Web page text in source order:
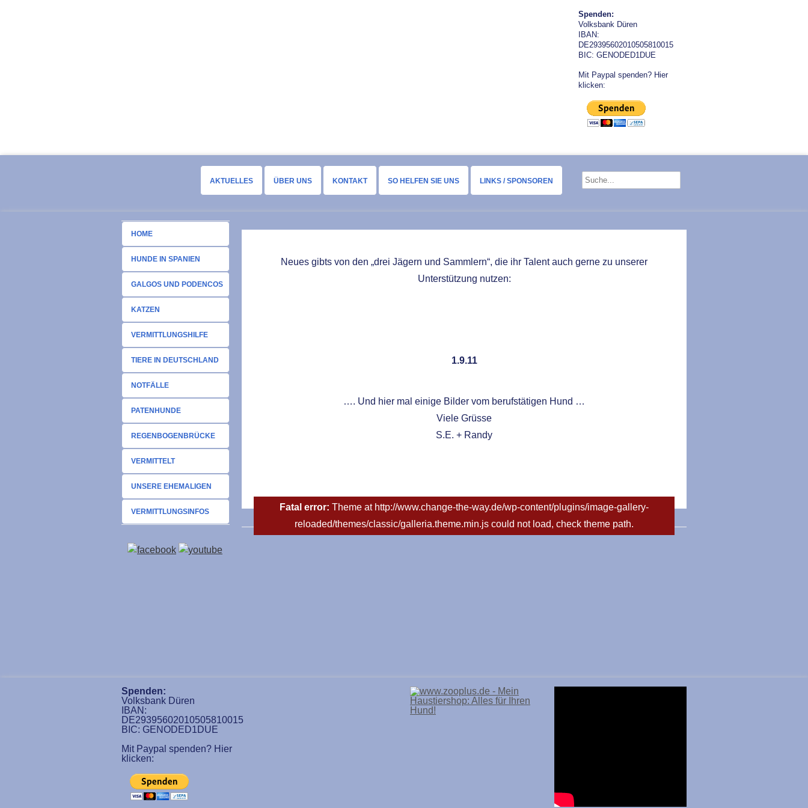
Spenden:
Volksbank Düren
IBAN:
DE29395602010505810015
BIC: GENODED1DUE
Mit Paypal spenden? Hier
klicken:
AKTUELLES ÜBER UNS KONTAKT SO HELFEN SIE UNS LINKS / SPONSOREN
HOME
HUNDE IN SPANIEN
GALGOS UND PODENCOS
KATZEN
VERMITTLUNGSHILFE
TIERE IN DEUTSCHLAND
NOTFÄLLE
PATENHUNDE
REGENBOGENBRÜCKE
VERMITTELT
UNSERE EHEMALIGEN
VERMITTLUNGSINFOS
Neues gibts von den „drei Jägern und Sammlern“, die ihr Talent auch gerne zu unserer
Unterstützung nutzen:
1.9.11
…. Und hier mal einige Bilder vom berufstätigen Hund …
Viele Grüsse
S.E. + Randy
Fatal error: Theme at http://www.change-the-way.de/wp-content/plugins/image-gallery-
reloaded/themes/classic/galleria.theme.min.js could not load, check theme path.
Spenden:
Volksbank Düren
IBAN:
DE29395602010505810015
BIC: GENODED1DUE
Mit Paypal spenden? Hier
klicken: